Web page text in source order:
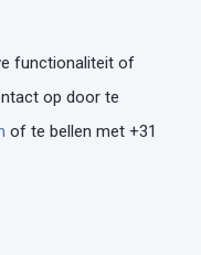
functionaliteit of
op door te
of te bellen met +31